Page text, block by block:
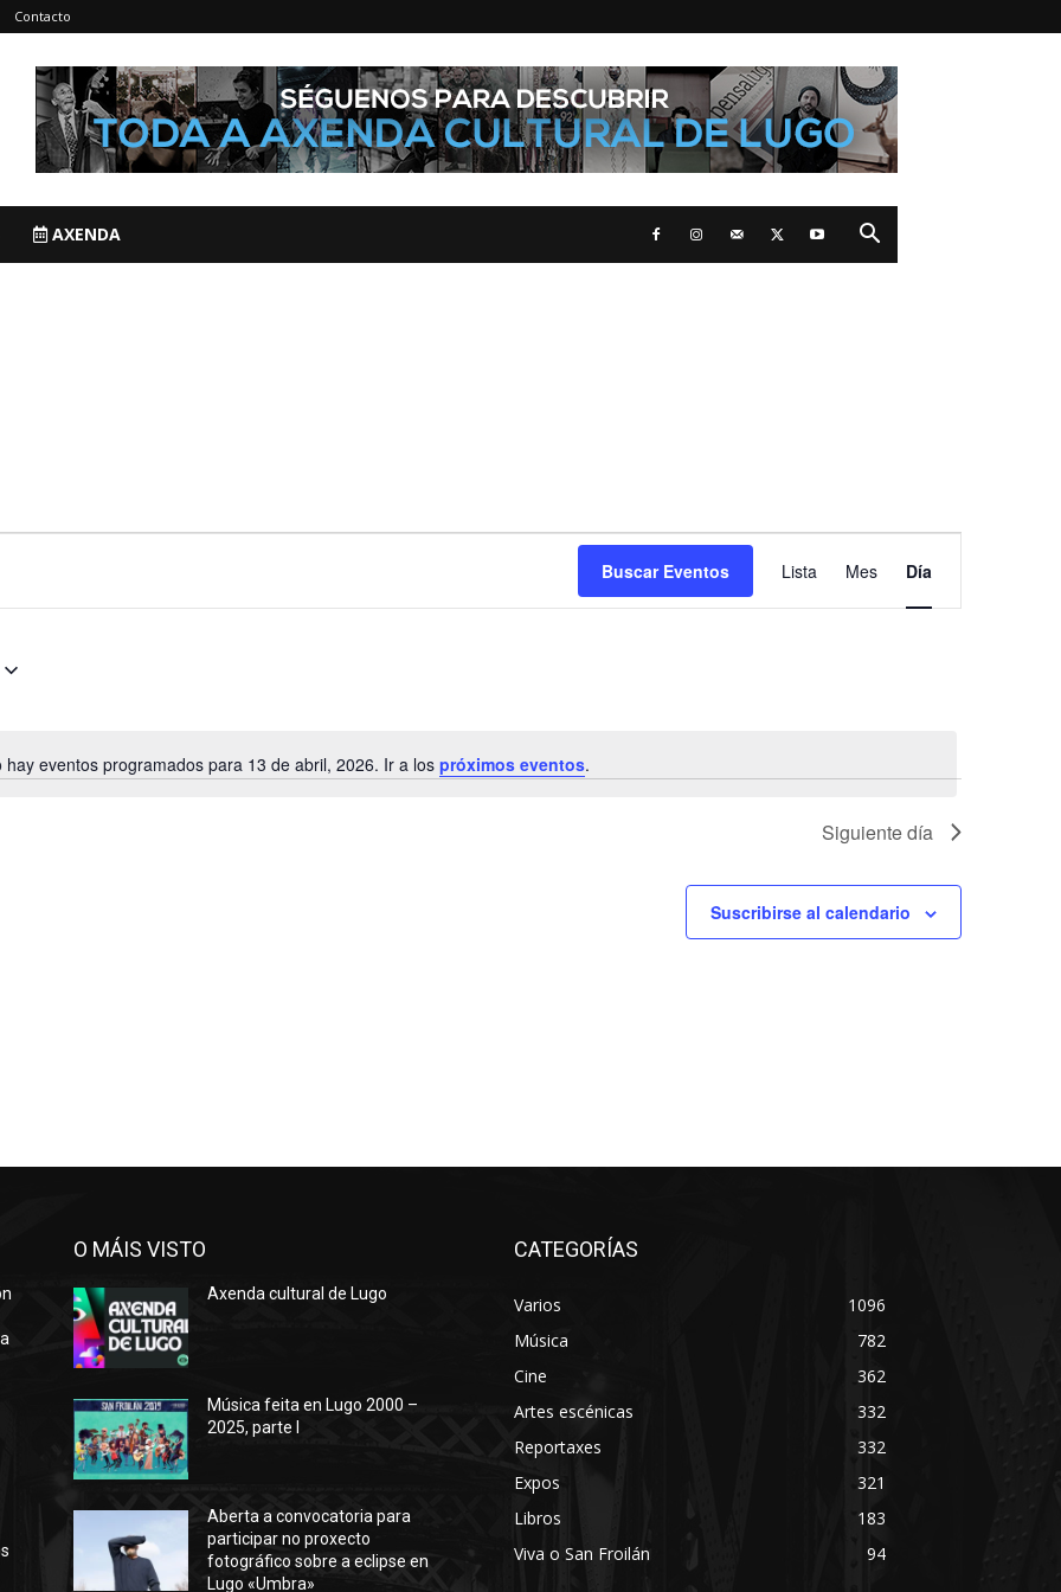
Contacto
AXENDA
Aviso
hay eventos programados para 13 de abril, 2026. Ir a los próximos eventos.
Buscar Eventos
de
Lista Mes Día
Siguiente día
Suscribirse al calendario
O MÁIS VISTO
Axenda cultural de Lugo
Música feita en Lugo 2000 –
2025, parte I
Aberta a convocatoria para
participar no proxecto
fotográfico sobre a eclipse en
Lugo «Umbra»
CATEGORÍAS
Varios
1096
Música
782
Cine
362
Artes escénicas
332
Reportaxes
332
Expos
321
Libros
183
Viva o San Froilán
94